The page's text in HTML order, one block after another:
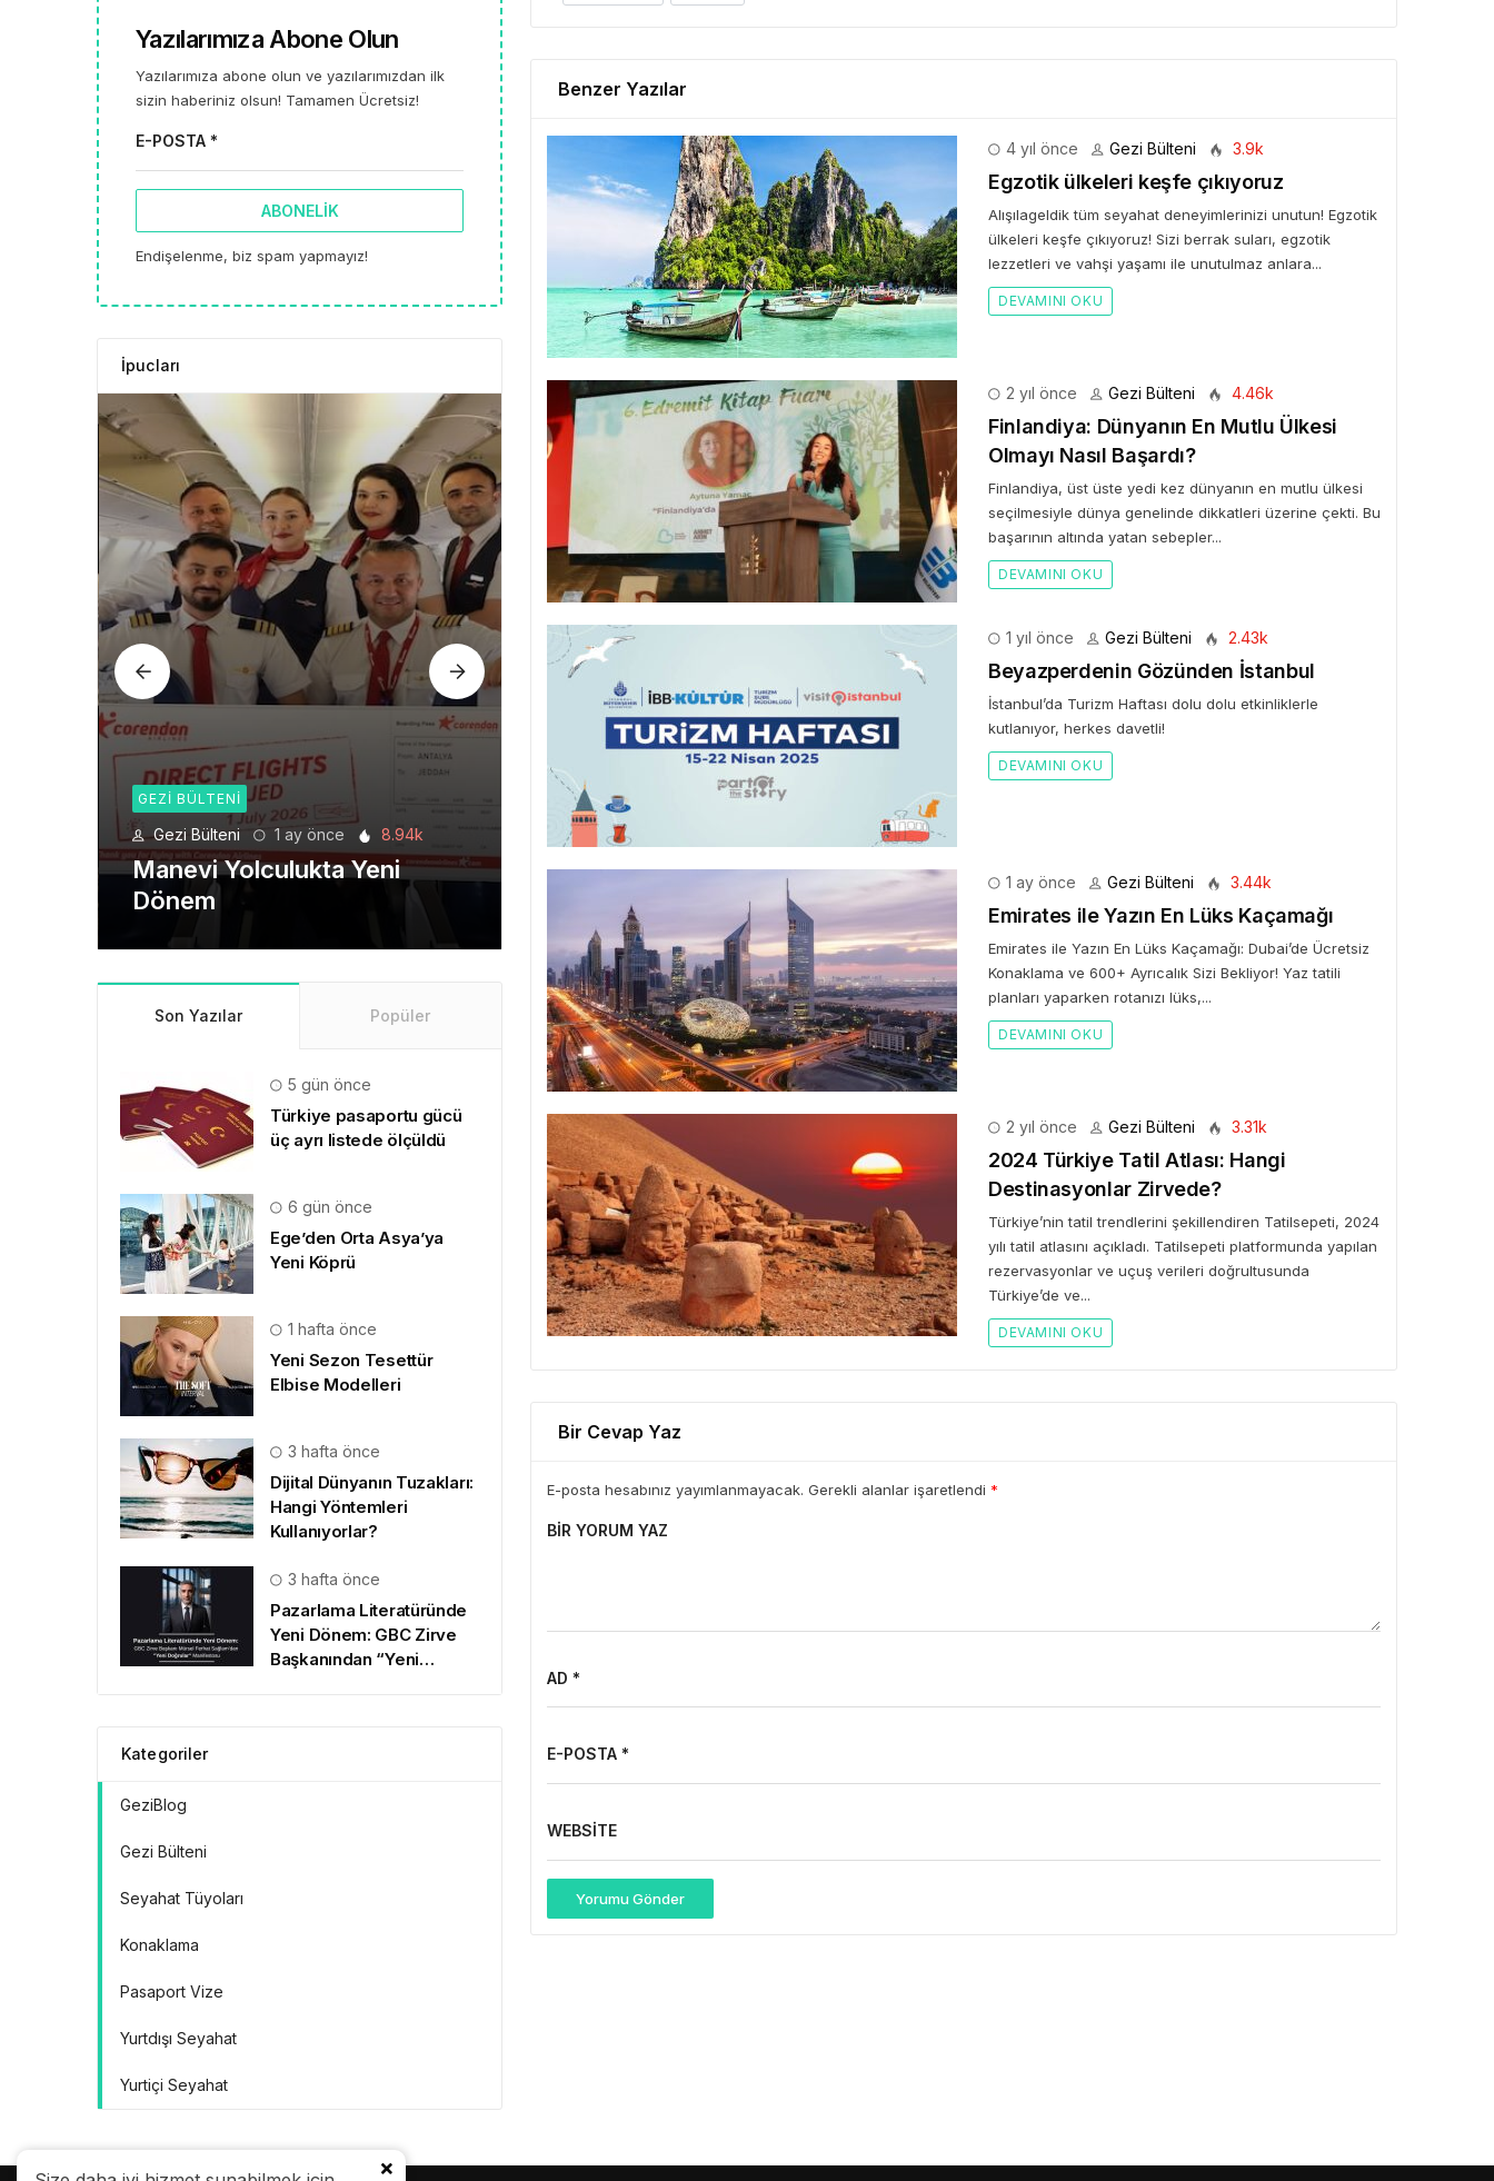
Benzer Yazılar
4 yıl önce Gezi Bülteni 3.9k
Egzotik ülkeleri keşfe çıkıyoruz
Alışılageldik tüm seyahat deneyimlerinizi unutun! Egzotik
ülkeleri keşfe çıkıyoruz! Sizi berrak suları, egzotik
lezzetleri ve vahşi yaşamı ile unutulmaz anlara...
DEVAMINI OKU
2 yıl önce Gezi Bülteni 4.46k
Finlandiya: Dünyanın En Mutlu Ülkesi
Olmayı Nasıl Başardı?
Finlandiya, üst üste yedi kez dünyanın en mutlu ülkesi
seçilmesiyle dünya genelinde dikkatleri üzerine çekti. Bu
başarının altında yatan sebepler...
DEVAMINI OKU
1 yıl önce Gezi Bülteni 2.43k
Beyazperdenin Gözünden İstanbul
İstanbul’da Turizm Haftası dolu dolu etkinliklerle
kutlanıyor, herkes davetli!
DEVAMINI OKU
1 ay önce Gezi Bülteni 3.44k
Emirates ile Yazın En Lüks Kaçamağı
Emirates ile Yazın En Lüks Kaçamağı: Dubai’de Ücretsiz
Konaklama ve 600+ Ayrıcalık Sizi Bekliyor! Yaz tatili
planları yaparken rotanızı lüks,...
DEVAMINI OKU
2 yıl önce Gezi Bülteni 3.31k
2024 Türkiye Tatil Atlası: Hangi
Destinasyonlar Zirvede?
Türkiye’nin tatil trendlerini şekillendiren Tatilsepeti, 2024
yılı tatil atlasını açıkladı. Tatilsepeti platformunda yapılan
rezervasyonlar ve uçuş verileri doğrultusunda
Türkiye’de ve...
DEVAMINI OKU
Bir Cevap Yaz
E-posta hesabınız yayımlanmayacak. Gerekli alanlar işaretlendi *
BIR YORUM YAZ
AD *
E-POSTA *
WEBSITE
Yorumu Gönder
Yazılarımıza Abone Olun
Yazılarımıza abone olun ve yazılarımızdan ilk
sizin haberiniz olsun! Tamamen Ücretsiz!
E-POSTA *
ABONELIK
Endişelenme, biz spam yapmayız!
İpucları
GEZI BÜLTENI
Gezi Bülteni 1 ay önce 8.94k
Manevi Yolculukta Yeni
Dönem
GEZI BÜLTENI
Gezi Bülteni
Emirates ile Yazın En Lüks
Kaçamağı
GEZI BÜLTENI
“Derken Rezervasyon!” ile
Kristal Elma’ya Uzanan
Başarı Hikâyesi
Son Yazılar Popüler
5 gün önce
Türkiye pasaportu gücü
üç ayrı listede ölçüldü
6 gün önce
Ege’den Orta Asya’ya
Yeni Köprü
1 hafta önce
Yeni Sezon Tesettür
Elbise Modelleri
3 hafta önce
Dijital Dünyanın Tuzakları:
Hangi Yöntemleri
Kullanıyorlar?
3 hafta önce
Pazarlama Literatüründe
Yeni Dönem: GBC Zirve
Başkanından “Yeni
Kategoriler
GeziBlog
Gezi Bülteni
Seyahat Tüyoları
Konaklama
Pasaport Vize
Yurtdışı Seyahat
Yurtiçi Seyahat